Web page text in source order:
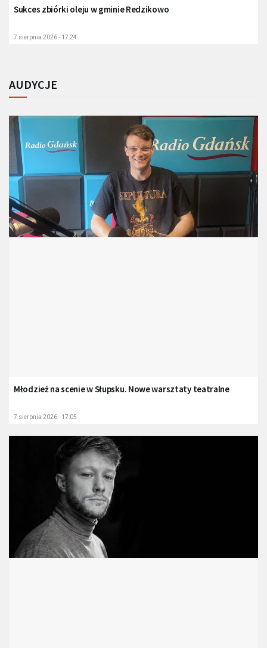
Sukces zbiórki oleju w gminie Redzikowo
7 sierpnia 2026 - 17:24
AUDYCJE
Młodzież na scenie w Słupsku. Nowe warsztaty teatralne
7 sierpnia 2026 - 17:05